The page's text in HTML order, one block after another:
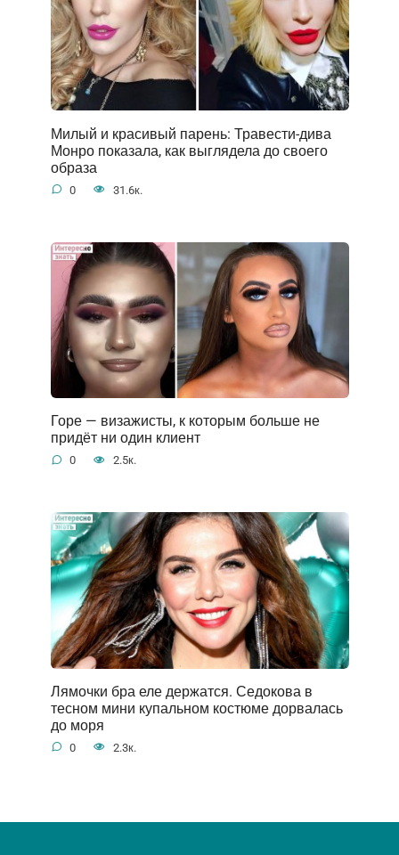
Милый и красивый парень: Травести-дива
Монро показала, как выглядела до своего
образа
0 31.6к.
Горе — визажисты, к которым больше не
придёт ни один клиент
0 2.5к.
Лямочки бра еле держатся. Седокова в
тесном мини купальном костюме дорвалась
до моря
0 2.3к.